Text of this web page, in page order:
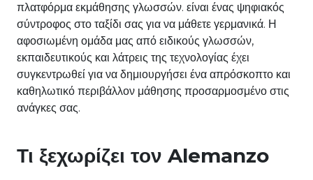
πλατφόρμα εκμάθησης γλωσσών. είναι ένας ψηφιακός
σύντροφος στο ταξίδι σας για να μάθετε γερμανικά. Η
αφοσιωμένη ομάδα μας από ειδικούς γλωσσών,
εκπαιδευτικούς και λάτρεις της τεχνολογίας έχει
συγκεντρωθεί για να δημιουργήσει ένα απρόσκοπτο και
καθηλωτικό περιβάλλον μάθησης προσαρμοσμένο στις
ανάγκες σας.
Τι ξεχωρίζει τον Alemanzo